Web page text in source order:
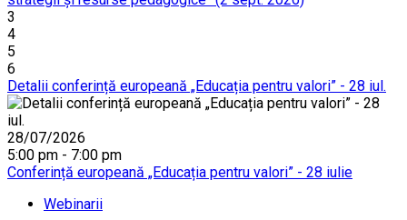
3
4
5
6
Detalii conferință europeană „Educația pentru valori” - 28 iul.
28/07/2026
5:00 pm - 7:00 pm
Conferință europeană „Educația pentru valori” - 28 iulie
Webinarii